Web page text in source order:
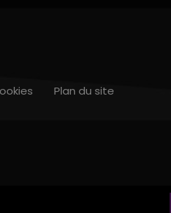
Plan du site